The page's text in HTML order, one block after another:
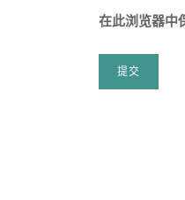
在此浏览器中